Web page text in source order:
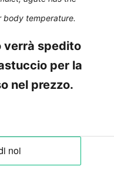
body temperature.
verrà spedito
per la
nel prezzo.